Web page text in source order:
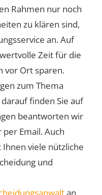
Rahmen nur noch
zu klären sind,
an. Auf
Zeit für die
vor Ort sparen.
zum Thema
finden Sie auf
beantworten wir
Email. Auch
Ihnen viele nützliche
und
an